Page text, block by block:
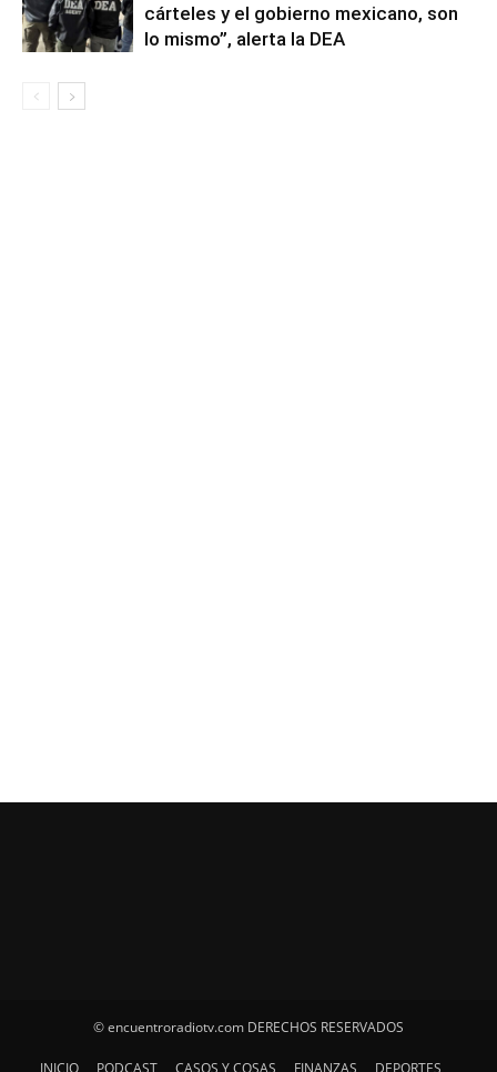
cárteles y el gobierno mexicano, son
lo mismo”, alerta la DEA
© encuentroradiotv.com DERECHOS RESERVADOS
INICIO PODCAST CASOS Y COSAS FINANZAS DEPORTES